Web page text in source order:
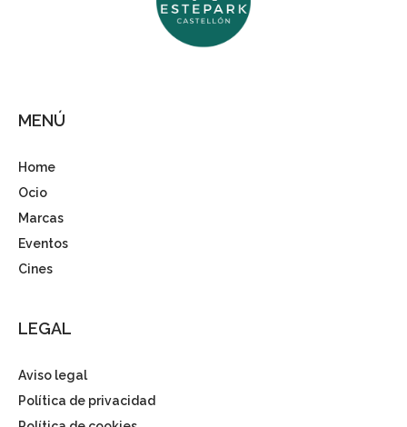
MENÚ
Home
Ocio
Marcas
Eventos
Cines
LEGAL
Aviso legal
Política de privacidad